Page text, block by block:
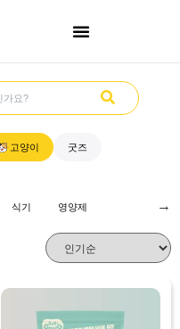
고양이 굿즈
식기 영양제 →